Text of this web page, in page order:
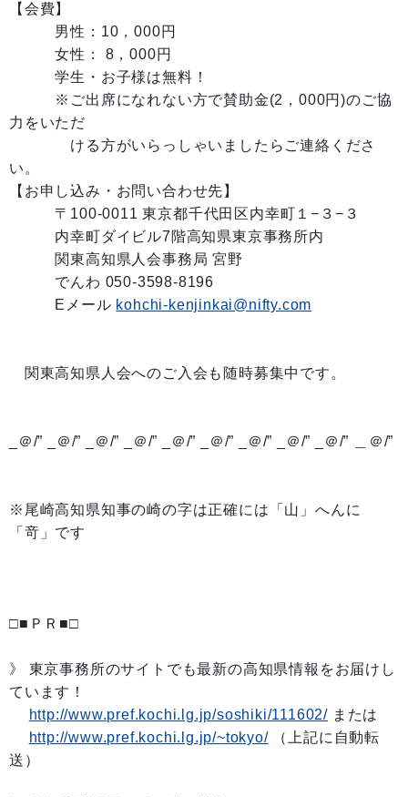
【会費】
男性：10，000円
女性： 8，000円
学生・お子様は無料！
※ご出席になれない方で賛助金(2，000円)のご協
力をいただ
ける方がいらっしゃいましたらご連絡くださ
い。
【お申し込み・お問い合わせ先】
〒100-0011 東京都千代田区内幸町１−３−３
内幸町ダイビル7階高知県東京事務所内
関東高知県人会事務局 宮野
でんわ 050-3598-8196
Eメール kohchi-kenjinkai@nifty.com
関東高知県人会へのご入会も随時募集中です。
_＠/” _＠/” _＠/” _＠/” _＠/” _＠/” _＠/” _＠/” _＠/” ＿＠/”
※尾崎高知県知事の崎の字は正確には「山」へんに
「竒」です
□■ＰＲ■□
》 東京事務所のサイトでも最新の高知県情報をお届けし
ています！
http://www.pref.kochi.lg.jp/soshiki/111602/ または
http://www.pref.kochi.lg.jp/~tokyo/（上記に自動転
送）